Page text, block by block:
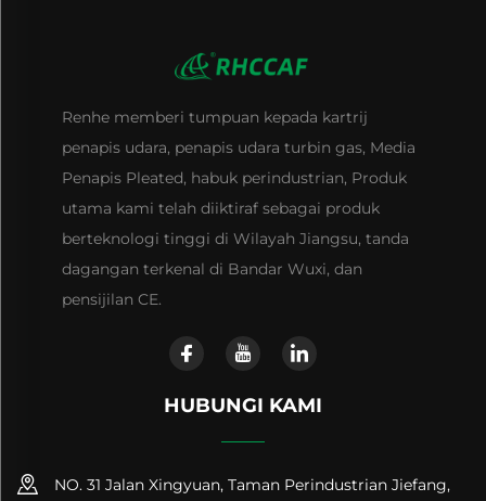
Renhe memberi tumpuan kepada kartrij
penapis udara, penapis udara turbin gas, Media
Penapis Pleated, habuk perindustrian, Produk
utama kami telah diiktiraf sebagai produk
berteknologi tinggi di Wilayah Jiangsu, tanda
dagangan terkenal di Bandar Wuxi, dan
pensijilan CE.
HUBUNGI KAMI
NO. 31 Jalan Xingyuan, Taman Perindustrian Jiefang,